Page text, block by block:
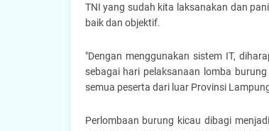
TNI yang sudah kita laksanakan dan
baik dan objektif.
"Dengan menggunakan sistem IT,
sebagai hari pelaksanaan lomba
semua peserta dari luar Provinsi
Perlombaan burung kicau dibagi